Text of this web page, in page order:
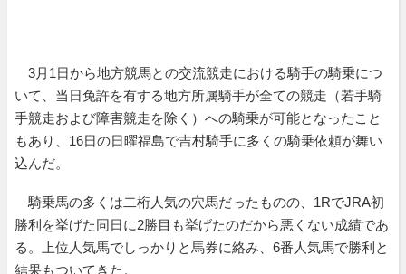
3月1日から地方競馬との交流競走における騎手の騎乗につ
いて、当日免許を有する地方所属騎手が全ての競走（若手騎
手競走および障害競走を除く）への騎乗が可能となったこと
もあり、16日の日曜福島で吉村騎手に多くの騎乗依頼が舞い
込んだ。
騎乗馬の多くは二桁人気の穴馬だったものの、1RでJRA初
勝利を挙げた同日に2勝目も挙げたのだから悪くない成績であ
る。上位人気馬でしっかりと馬券に絡み、6番人気馬で勝利と
結果もついてきた。